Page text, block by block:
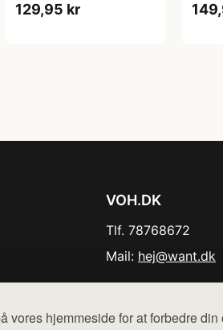
vores hjemmeside for at forbedre
129,95 kr
VOH.DK
Tlf. 78768672
Mail: hej@want.dk